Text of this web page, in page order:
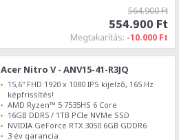
564.900 Ft
554.900 Ft
Megtakarítás: -10.000 Ft
Acer Nitro V - ANV15-41-R3JQ
15,6" FHD 1920 x 1080 IPS kijelző, 165 Hz
képfrissítés!
AMD Ryzen™ 5 7535HS 6 Core
16GB DDR5 / 1TB PCIe NVMe SSD
NVIDIA GeForce RTX 3050 6GB GDDR6
3 év garancia